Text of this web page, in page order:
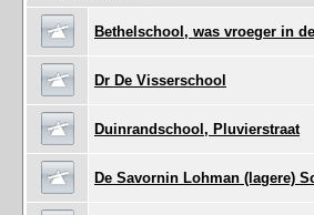
Bethelschool, was vroeger in
Dr De Visserschool
Duinrandschool, Pluvierstraat
De Savornin Lohman (lagere)